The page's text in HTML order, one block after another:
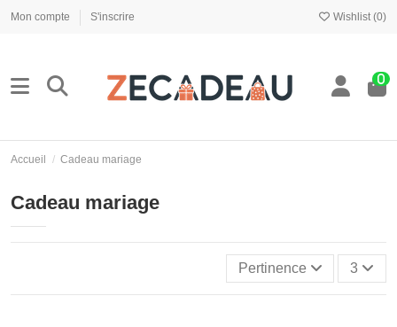
Mon compte S'inscrire Wishlist (0)
0
Accueil Cadeau mariage
Cadeau mariage
Pertinence 3